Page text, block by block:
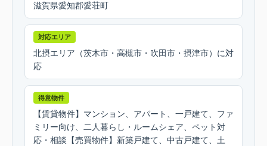
滋賀県愛知郡愛荘町
対応エリア
北摂エリア（茨木市・高槻市・吹田市・摂津市）に対
応
得意物件
【賃貸物件】マンション、アパート、一戸建て、ファ
ミリー向け、二人暮らし・ルームシェア、ペット対
応・相談【売買物件】新築戸建て、中古戸建て、土